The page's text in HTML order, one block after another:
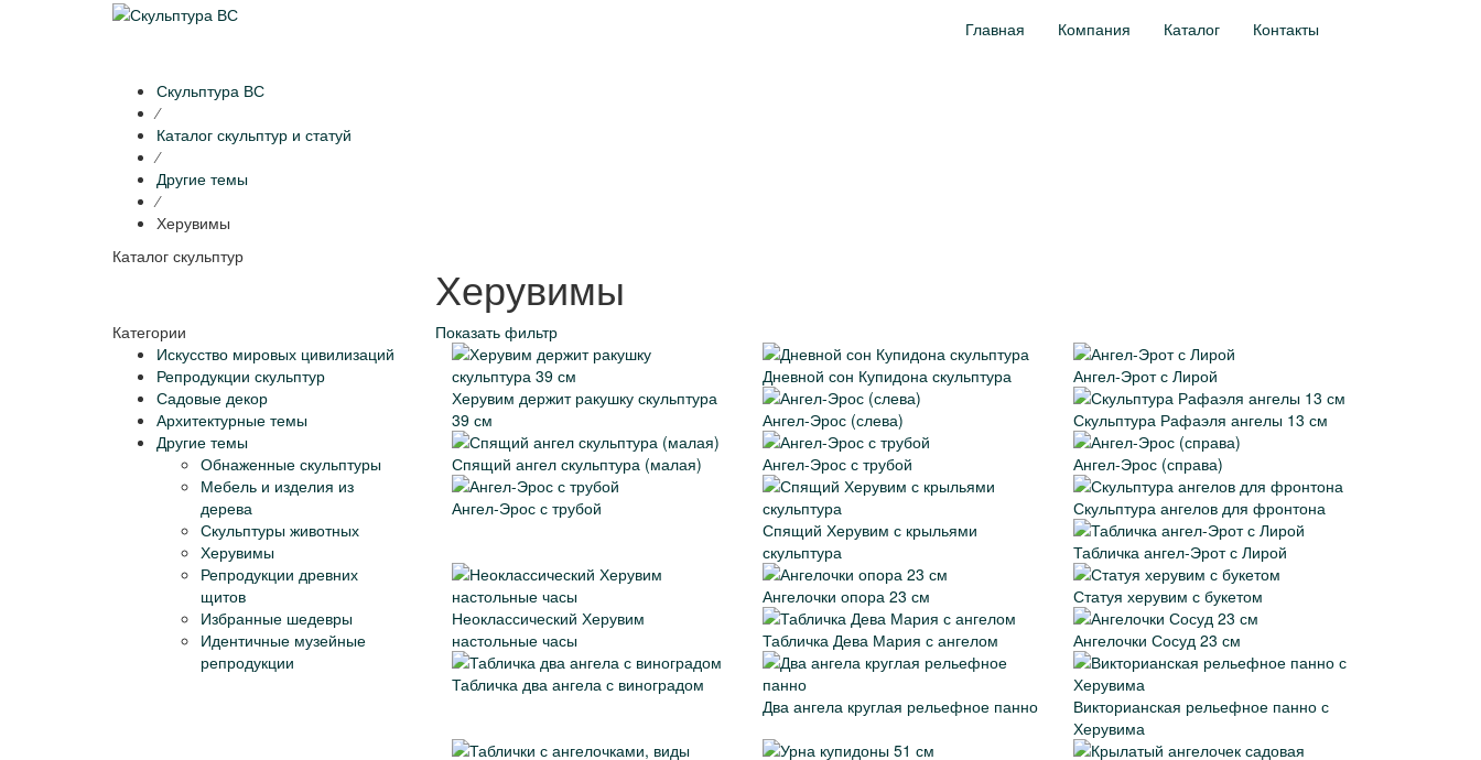
Главная Компания Каталог Контакты
Скульптура ВС
⁄
Каталог скульптур и статуй
⁄
Другие темы
⁄
Херувимы
Каталог скульптур
Херувимы
Категории
Искусство мировых цивилизаций
Репродукции скульптур
Садовые декор
Архитектурные темы
Другие темы
Обнаженные скульптуры
Мебель и изделия из
дерева
Скульптуры животных
Херувимы
Репродукции древних
щитов
Избранные шедевры
Идентичные музейные
репродукции
Показать фильтр
Херувим держит ракушку скульптура
39 см
Дневной сон Купидона скульптура
Ангел-Эрот с Лирой
Ангел-Эрос (слева)
Скульптура Рафаэля ангелы 13 см
Спящий ангел скульптура (малая)
Ангел-Эрос с трубой
Ангел-Эрос (справа)
Ангел-Эрос с трубой
Спящий Херувим с крыльями
скульптура
Скульптура ангелов для фронтона
Табличка ангел-Эрот с Лирой
Неоклассический Херувим
настольные часы
Ангелочки опора 23 см
Статуя херувим с букетом
Табличка Дева Мария с ангелом
Ангелочки Сосуд 23 см
Табличка два ангела с виноградом
Два ангела круглая рельефное панно
Викторианская рельефное панно с
Херувима